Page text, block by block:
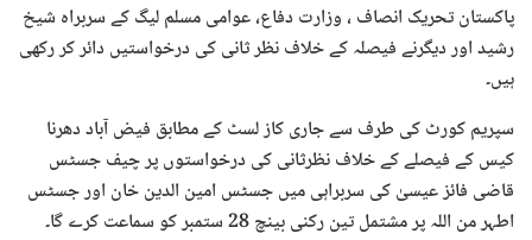
پاکستان تحریک انصاف ، وزارت دفاع، عوامی مسلم لیگ کے سربراہ شیخ
رشید اور دیگرنے فیصلہ کے خلاف نظر ثانی کی درخواستیں دائر کر رکھی
ہیں۔
سپریم کورٹ کی طرف سے جاری کاز لسٹ کے مطابق فیض آباد دھرنا
کیس کے فیصلے کے خلاف نظرثانی کی درخواستوں پر چیف جسٹس
قاضی فائز عیسیٰ کی سربراہی میں جسٹس امین الدین خان اور جسٹس
اطہر من اللہ پر مشتمل تین رکنی بینچ 28 ستمبر کو سماعت کرے گا۔